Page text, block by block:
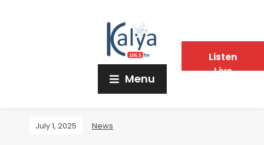
Menu
July 1, 2025 News
Listen
Live